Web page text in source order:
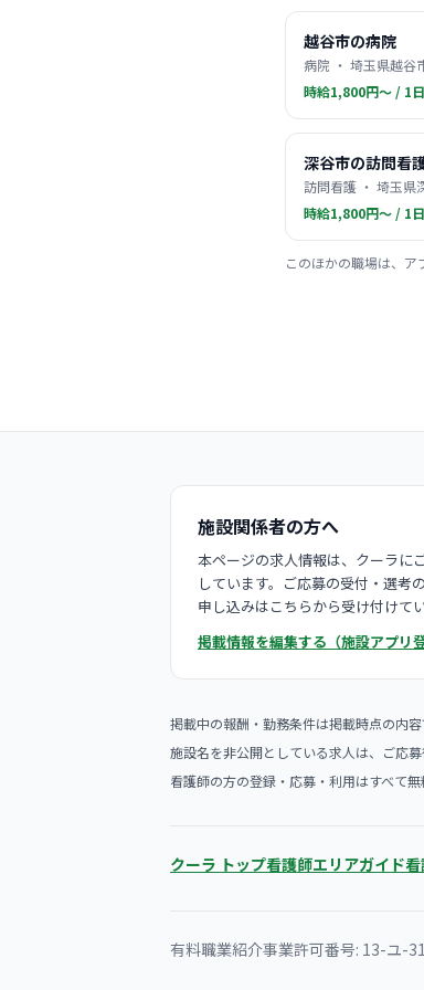
越谷市の病院
病院 ・ 埼玉県越谷
時給1,800円〜 / 1
深谷市の訪問看
訪問看護 ・ 埼玉県
時給1,800円〜 / 1
このほかの職場は、ア
施設関係者の方へ
本ページの求人情報は、クーラに
しています。ご応募の受付・選考
申し込みはこちらから受け付けてい
掲載情報を編集する（施設アプリ登
掲載中の報酬・勤務条件は掲載時点の内
施設名を非公開としている求人は、ご応
看護師の方の登録・応募・利用はすべて無
クーラ トップ看護師エリアガイド
有料職業紹介事業許可番号: 13-ユ-